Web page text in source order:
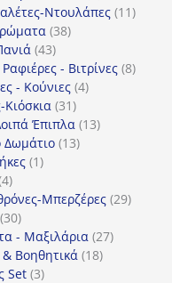
προϊόν
Ντουλάπες 1111
3838
4343
προϊόντα
- Βιτρίνες 88
- Κούνιες 44
3131
προϊόντα
Έπιπλα 1313
Δωμάτιο 1313
11
44
προϊόνταΜπερζέρες 2929
3030
προϊόντα
- Μαξιλάρια 2727
Βοηθητικά 1818
Set 33